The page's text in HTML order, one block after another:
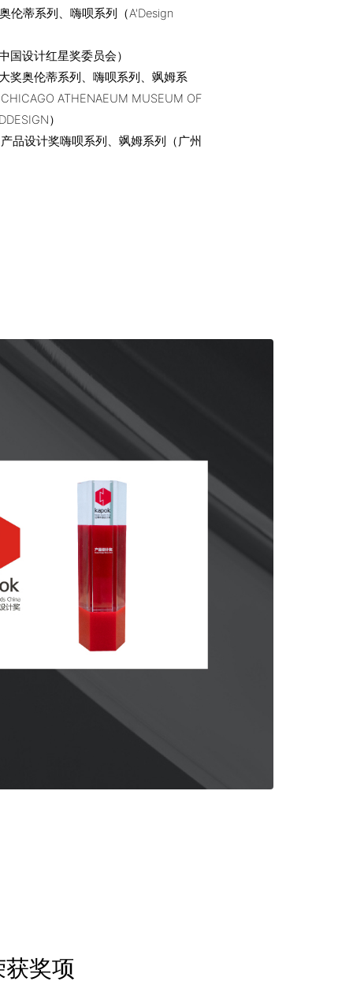
伦蒂系列、嗨呗系列（A'Design
国设计红星奖委员会）
奖奥伦蒂系列、嗨呗系列、飒姆系
ATHENAEUM MUSEUM OF
）
品设计奖嗨呗系列、飒姆系列（广州
奖项